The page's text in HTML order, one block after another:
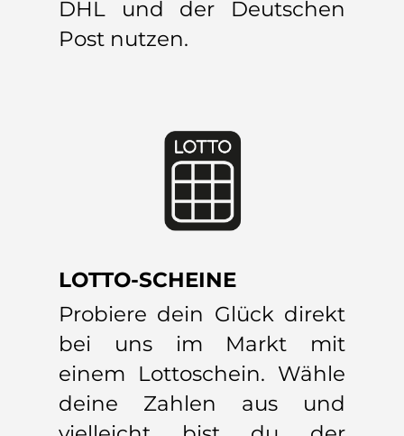
DHL und der Deutschen
Post nutzen.
LOTTO-SCHEINE
Probiere dein Glück direkt
bei uns im Markt mit
einem Lottoschein. Wähle
deine Zahlen aus und